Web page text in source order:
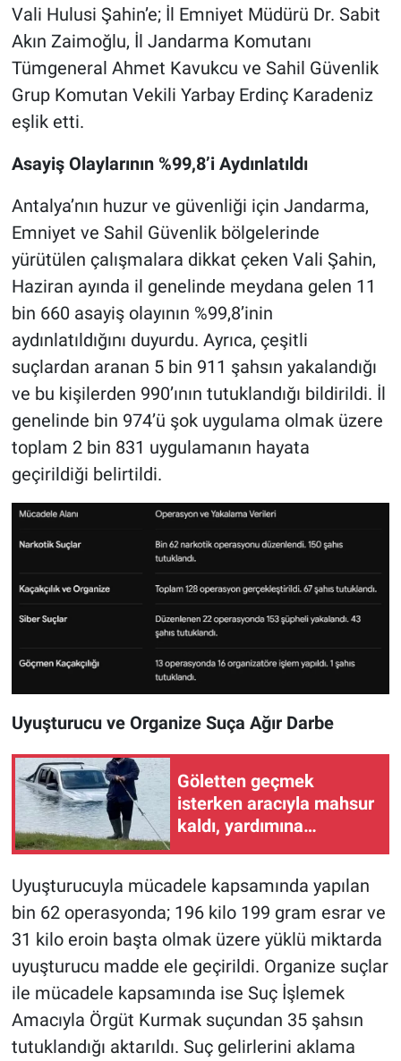
Vali Hulusi Şahin’e; İl Emniyet Müdürü Dr. Sabit
Akın Zaimoğlu, İl Jandarma Komutanı
Tümgeneral Ahmet Kavukcu ve Sahil Güvenlik
Grup Komutan Vekili Yarbay Erdinç Karadeniz
eşlik etti.
Asayiş Olaylarının %99,8’i Aydınlatıldı
Antalya’nın huzur ve güvenliği için Jandarma,
Emniyet ve Sahil Güvenlik bölgelerinde
yürütülen çalışmalara dikkat çeken Vali Şahin,
Haziran ayında il genelinde meydana gelen 11
bin 660 asayiş olayının %99,8’inin
aydınlatıldığını duyurdu. Ayrıca, çeşitli
suçlardan aranan 5 bin 911 şahsın yakalandığı
ve bu kişilerden 990’ının tutuklandığı bildirildi. İl
genelinde bin 974’ü şok uygulama olmak üzere
toplam 2 bin 831 uygulamanın hayata
geçirildiği belirtildi.
Uyuşturucu ve Organize Suça Ağır Darbe
Göletten geçmek
isterken aracıyla mahsur
kaldı, yardımına
Uyuşturucuyla mücadele kapsamında yapılan
bin 62 operasyonda; 196 kilo 199 gram esrar ve
31 kilo eroin başta olmak üzere yüklü miktarda
uyuşturucu madde ele geçirildi. Organize suçlar
ile mücadele kapsamında ise Suç İşlemek
Amacıyla Örgüt Kurmak suçundan 35 şahsın
tutuklandığı aktarıldı. Suç gelirlerini aklama